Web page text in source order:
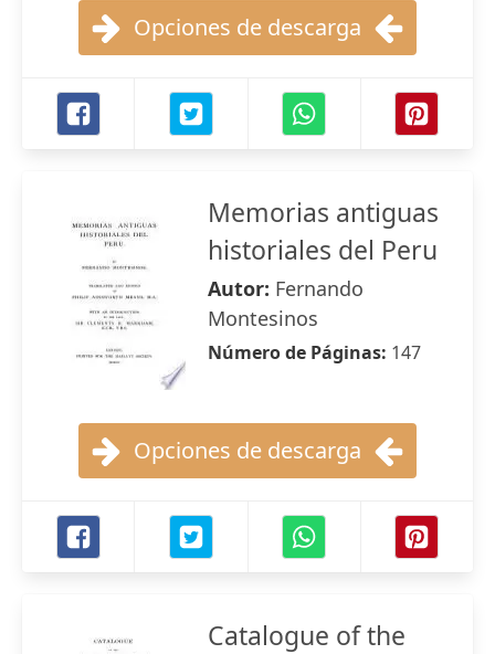
Opciones de descarga
Memorias antiguas
historiales del Peru
Autor: Fernando
Montesinos
Número de Páginas: 147
Opciones de descarga
Catalogue of the